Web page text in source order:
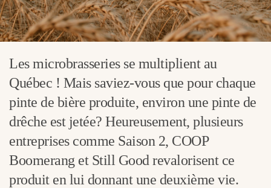
Les microbrasseries se multiplient au
Québec ! Mais saviez-vous que pour chaque
pinte de bière produite, environ une pinte de
drêche est jetée? Heureusement, plusieurs
entreprises comme Saison 2, COOP
Boomerang et Still Good revalorisent ce
produit en lui donnant une deuxième vie.